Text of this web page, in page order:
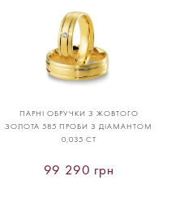
ПАРНІ ОБРУЧКИ З ЖОВТОГО
ЗОЛОТА 585 ПРОБИ З ДІАМАНТОМ
0,035 CT
99 290 грн